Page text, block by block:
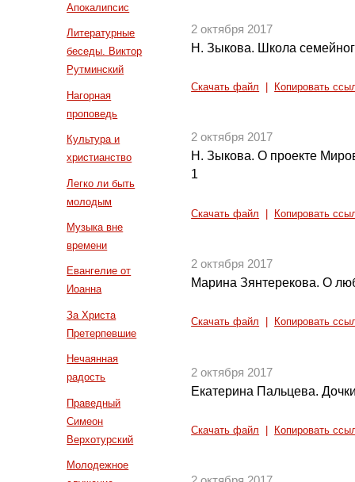
Апокалипсис
Литературные
беседы. Виктор
Рутминский
Нагорная
проповедь
Культура и
христианство
Легко ли быть
молодым
Музыка вне
времени
Евангелие от
Иоанна
За Христа
Претерпевшие
Нечаянная
радость
Праведный
Симеон
Верхотурский
Молодежное
2 октября 2017
Н. Зыкова. Школа
Скачать файл Копировать
2 октября 2017
Н. Зыкова. О проекте
1
Скачать файл Копировать
2 октября 2017
Марина Зянтерекова. О
Скачать файл Копировать
2 октября 2017
Екатерина Пальцева.
Скачать файл Копировать